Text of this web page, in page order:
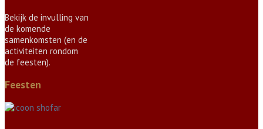
Bekijk de invulling van
de komende
samenkomsten (en de
activiteiten rondom
de feesten).
Feesten